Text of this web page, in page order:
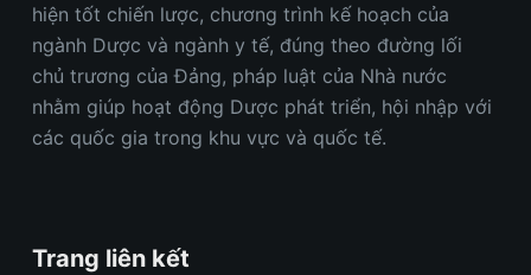
hiện tốt chiến lược, chương trình kế hoạch của
ngành Dược và ngành y tế, đúng theo đường lối
chủ trương của Đảng, pháp luật của Nhà nước
nhằm giúp hoạt động Dược phát triển, hội nhập với
các quốc gia trong khu vực và quốc tế.
Trang liên kết